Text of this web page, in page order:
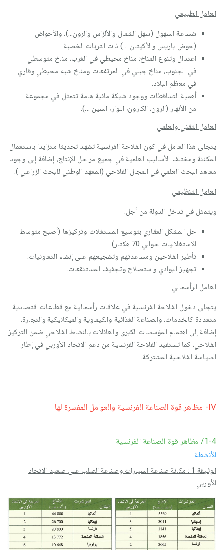
العامل الطبيعي
شساعة السهول (سهل الشمال والألزاس والرون...)، والأحواض
(حوض باريس والأكيتان ...) ذات التربات الخصبة.
اعتدال وتنوع المناخ: مناخ محيطي في الغرب، مناخ متوسطي
في الجنوب، مناخ جبلي في المرتفعات ومناخ شبه محيطي وقاري
في معظم البلاد.
أهمية التساقطات ووجود شبكة مائية هامة تتمثل في مجموعة
من الأنهار (الرون، الكارون، اللوار، السين ...).
العامل التقني والعلمي
يتجلى هذا العامل في كون الفلاحة الفرنسية تشهد تحديثا متزايدا باستعمال
المكننة ومختلف الأساليب العلمية في جميع مراحل الإنتاج، إضافة إلى وجود
معاهد البحث العلمي في المجال الفلاحي (المعهد الوطني للبحث الزراعي ).
العامل التنظيمي
ويتمثل في تدخل الدولة من أجل:
حل المشكل العقاري بتوسيع المستغلات وتركيزها (أصبح متوسط
الاستغلاليات حوالي 70 هكتار).
تأطير الفلاحين ومساعدتهم وتشجيعهم على إنشاء التعاونيات.
تجهيز البوادي واستصلاح وتجفيف المستنقعات.
العامل الرأسمالي
يتجلى دخول الفلاحة الفرنسية في علاقات رأسمالية مع قطاعات اقتصادية
متعددة كالخدمات، والصناعة الغذائية والكيماوية والميكانيكية والتجارة،
إضافة إلى اهتمام المؤسسات الكبرى والعائلات بالنشاط الفلاحي ضمن التركيز
الفلاحي، كما تستفيد الفلاحة الفرنسية من دعم الاتحاد الأوربي في إطار
السياسة الفلاحية المشتركة.
IV- مظاهر قوة الصناعة الفرنسية والعوامل المفسرة لها
1-4/ مظاهر قوة الصناعة الفرنسية
الأنشطة
الوثيقة 1 : مكانة صناعة السيارات وصناعة الصلب على صعيد الاتحاد
الأوربي